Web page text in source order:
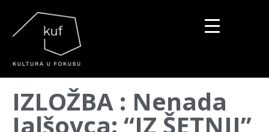
IZLOŽBA : Nenada
Jalšovca: “IZ ŠETNJI”
▼
▼